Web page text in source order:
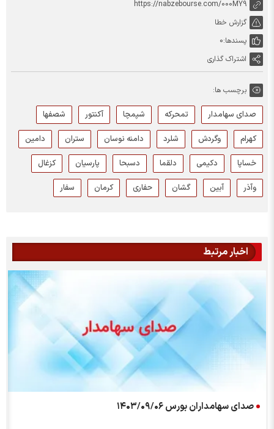
https://nabzebourse.com/000MY9
گزارش خطا
پسندها:0
اشتراک گذاری
برچسب ها:
صدای سهامدار تمحرکه شپمچا آکنتور
شصفها
کهرام
وگردش شلرد دامنه نوسان ستران
دامین
خساپا
دکیمی دلقما دسبحا پارسیان
کزغال
وآذر
آبین گشان حفاری کرمان سفار
اخبار مرتبط
صدای سهامداران بورس ۱۴۰۳/۰۹/۰۶